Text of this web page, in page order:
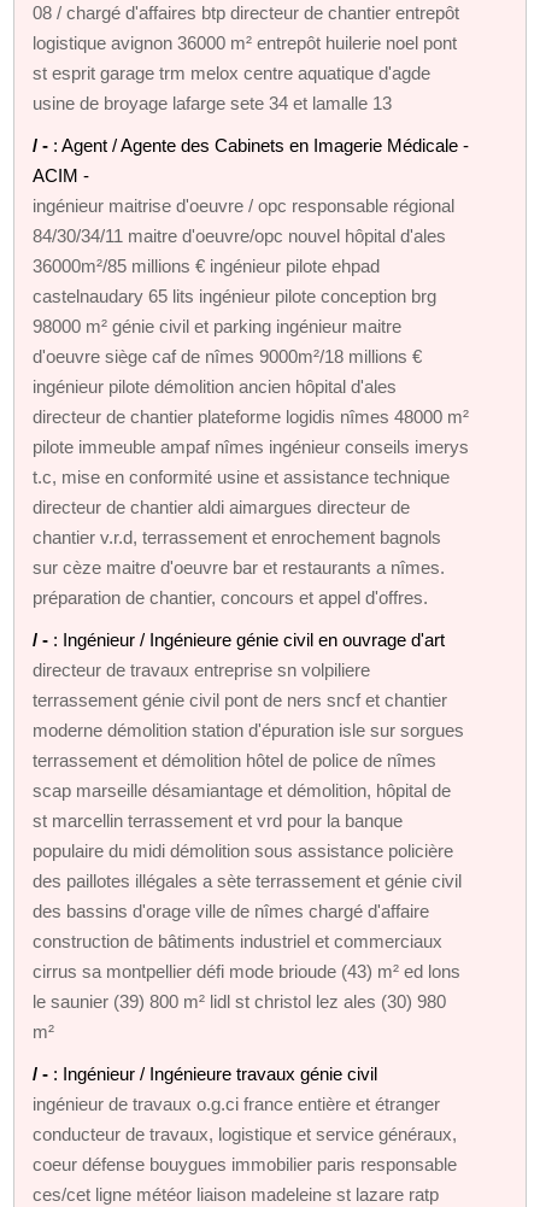
08 / chargé d'affaires btp directeur de chantier entrepôt
logistique avignon 36000 m² entrepôt huilerie noel pont
st esprit garage trm melox centre aquatique d'agde
usine de broyage lafarge sete 34 et lamalle 13
/ - : Agent / Agente des Cabinets en Imagerie Médicale -
ACIM -
ingénieur maitrise d'oeuvre / opc responsable régional
84/30/34/11 maitre d'oeuvre/opc nouvel hôpital d'ales
36000m²/85 millions € ingénieur pilote ehpad
castelnaudary 65 lits ingénieur pilote conception brg
98000 m² génie civil et parking ingénieur maitre
d'oeuvre siège caf de nîmes 9000m²/18 millions €
ingénieur pilote démolition ancien hôpital d'ales
directeur de chantier plateforme logidis nîmes 48000 m²
pilote immeuble ampaf nîmes ingénieur conseils imerys
t.c, mise en conformité usine et assistance technique
directeur de chantier aldi aimargues directeur de
chantier v.r.d, terrassement et enrochement bagnols
sur cèze maitre d'oeuvre bar et restaurants a nîmes.
préparation de chantier, concours et appel d'offres.
/ - : Ingénieur / Ingénieure génie civil en ouvrage d'art
directeur de travaux entreprise sn volpiliere
terrassement génie civil pont de ners sncf et chantier
moderne démolition station d'épuration isle sur sorgues
terrassement et démolition hôtel de police de nîmes
scap marseille désamiantage et démolition, hôpital de
st marcellin terrassement et vrd pour la banque
populaire du midi démolition sous assistance policière
des paillotes illégales a sète terrassement et génie civil
des bassins d'orage ville de nîmes chargé d'affaire
construction de bâtiments industriel et commerciaux
cirrus sa montpellier défi mode brioude (43) m² ed lons
le saunier (39) 800 m² lidl st christol lez ales (30) 980
m²
/ - : Ingénieur / Ingénieure travaux génie civil
ingénieur de travaux o.g.ci france entière et étranger
conducteur de travaux, logistique et service généraux,
coeur défense bouygues immobilier paris responsable
ces/cet ligne météor liaison madeleine st lazare ratp